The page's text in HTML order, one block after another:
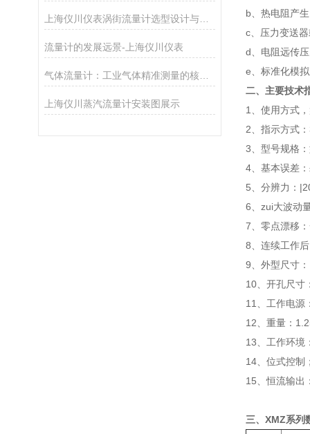
上海仪川仪表涡街流量计选型设计与整体解决方案
流量计的发展远景-上海仪川仪表
气体流量计：工业气体精准测量的核心技术
上海仪川蒸汽流量计安装图展示
b、热电阻产
c、压力变送
d、电阻远传
e、标准化模
二、主要技术
1、使用方式
2、指示方式
3、型号规格
4、基本误差
5、分辨力：
6、zui大波动
7、零点漂移
8、连续工作
9、外型尺寸
10、开孔尺寸
11、工作电源
12、重量：
13、工作环境
14、位式控制
15、恒流输出
三、 XMZ系列